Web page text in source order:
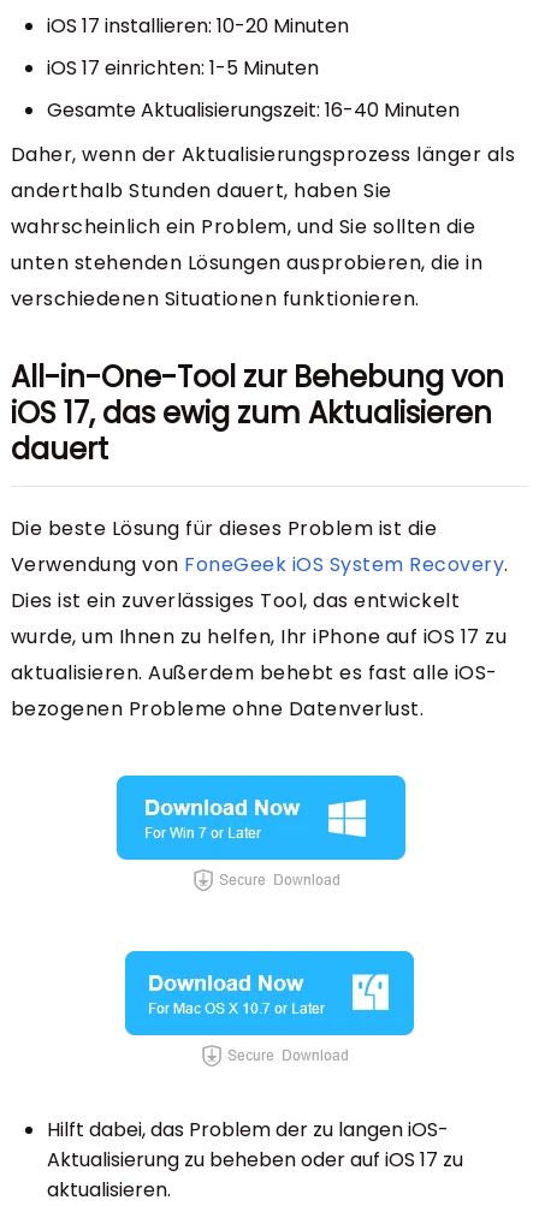
iOS 17 installieren: 10-20 Minuten
iOS 17 einrichten: 1-5 Minuten
Gesamte Aktualisierungszeit: 16-40 Minuten
Daher, wenn der Aktualisierungsprozess länger als
anderthalb Stunden dauert, haben Sie
wahrscheinlich ein Problem, und Sie sollten die
unten stehenden Lösungen ausprobieren, die in
verschiedenen Situationen funktionieren.
All-in-One-Tool zur Behebung von
iOS 17, das ewig zum Aktualisieren
dauert
Die beste Lösung für dieses Problem ist die
Verwendung von FoneGeek iOS System Recovery.
Dies ist ein zuverlässiges Tool, das entwickelt
wurde, um Ihnen zu helfen, Ihr iPhone auf iOS 17 zu
aktualisieren. Außerdem behebt es fast alle iOS-
bezogenen Probleme ohne Datenverlust.
Hilft dabei, das Problem der zu langen iOS-
Aktualisierung zu beheben oder auf iOS 17 zu
aktualisieren.